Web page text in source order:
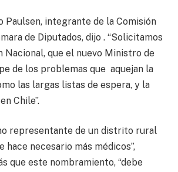
Paulsen, integrante de la Comisión
de Diputados, dijo . “Solicitamos
Nacional, que el nuevo Ministro de
de los problemas que aquejan la
las largas listas de espera, y la
Chile”.
representante de un distrito rural
hace necesario más médicos”,
que este nombramiento, “debe